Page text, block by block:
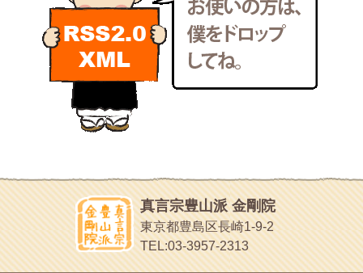
2011年4月(17)
2011年3月(15)
2011年2月
2011年1月(22)
2010年12月(21)
2010年11月
2010年10月(13)
(16)
2010年6月(18)
2010年5月(22)
2010年4月(25)
2010年3月
(22)
2010年2月(23)
2010年1月(23)
東京の巡礼記です
POLYHEDON
いろいろなことが書いてあるよ
bunchan
あちこち行って！
目白鍼灸院
日本人の繊細な体質にあわせた、やさしく気持ちよい鍼灸治療で
ほうげん日記
放言じゃなくて和尚さんの名前だよ
面白いサイトみつけたよ。
ヘェ～という感じ
chocolab.Air♪DIALY
真言宗豊山派 金剛院
東京都豊島区長崎1-9-2
TEL:03-3957-2313